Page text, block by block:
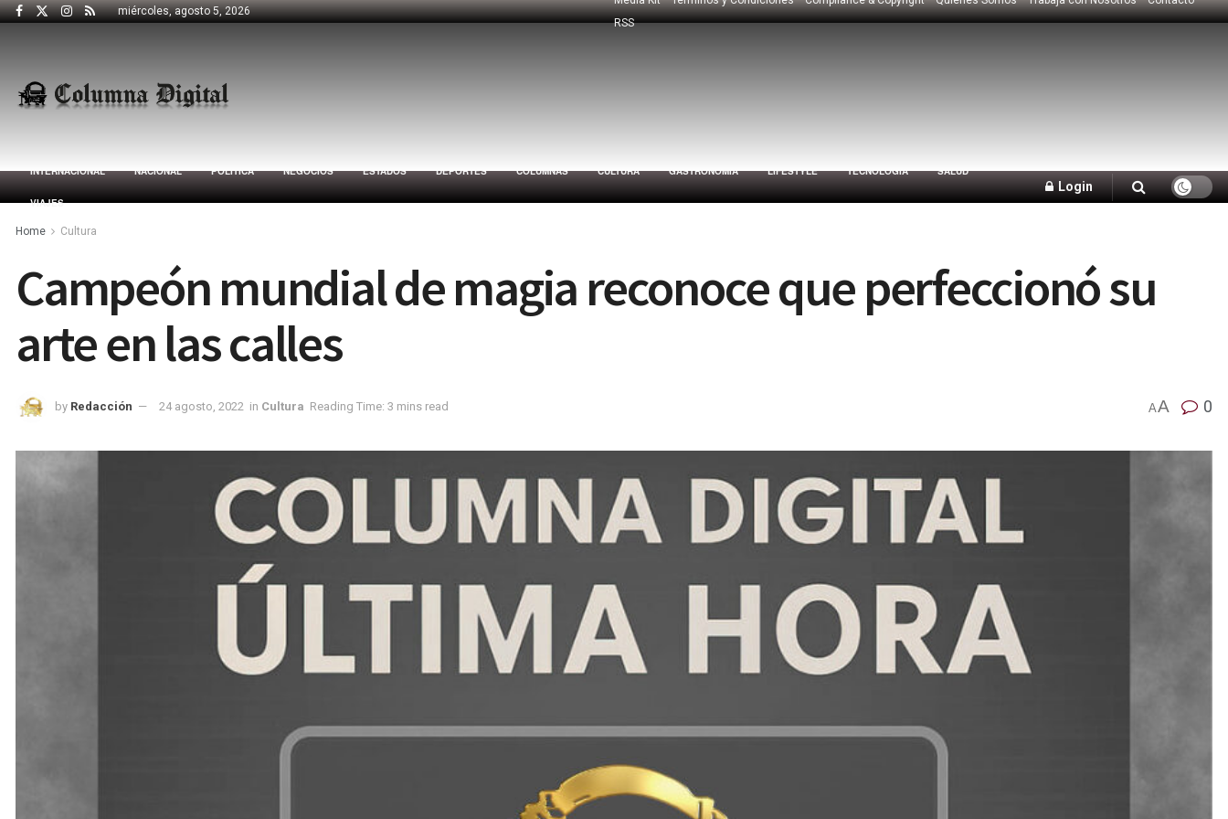
miércoles, agosto 5, 2026
RSS
INTERNACIONAL NACIONAL POLÍTICA NEGOCIOS ESTADOS DEPORTES COLUMNAS CULTURA GASTRONOMÍA LIFESTYLE TECNOLOGÍA SALUD
VIAJES
Login
Home Cultura
Campeón mundial de magia reconoce que perfeccionó su
arte en las calles
by Redacción 24 agosto, 2022 in Cultura Reading Time: 3 mins read AA 0